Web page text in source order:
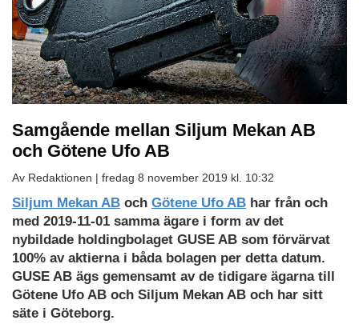
Samgående mellan Siljum Mekan AB
och Götene Ufo AB
Av Redaktionen | fredag 8 november 2019 kl. 10:32
Siljum Mekan AB och Götene Ufo AB har från och
med 2019-11-01 samma ägare i form av det
nybildade holdingbolaget GUSE AB som förvärvat
100% av aktierna i båda bolagen per detta datum.
GUSE AB ägs gemensamt av de tidigare ägarna till
Götene Ufo AB och Siljum Mekan AB och har sitt
säte i Göteborg.